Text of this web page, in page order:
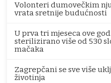
Volonteri dumovečkim
vrata sretnije budućnosti
U prva tri mjeseca ove
sterilizirano više od 530
mačaka
Zagrepčani se sve više
životinja